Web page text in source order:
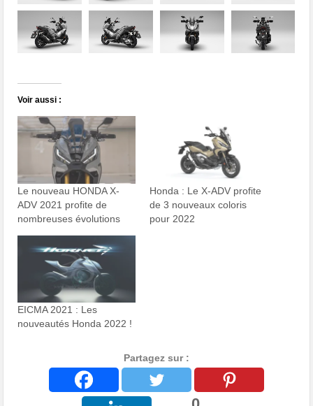
Voir aussi :
Le nouveau HONDA X-
ADV 2021 profite de
nombreuses évolutions
Honda : Le X-ADV profite
de 3 nouveaux coloris
pour 2022
EICMA 2021 : Les
nouveautés Honda 2022 !
Partagez sur :